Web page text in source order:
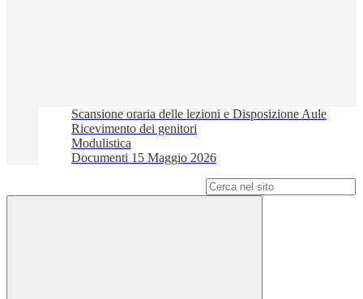
Scansione oraria delle lezioni e Disposizione Aule
Ricevimento dei genitori
Modulistica
Documenti 15 Maggio 2026